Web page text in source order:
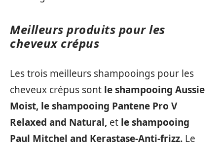
Meilleurs produits pour les
cheveux crépus
Les trois meilleurs shampooings pour les
cheveux crépus sont le shampooing Aussie
Moist, le shampooing Pantene Pro V
Relaxed and Natural, et le shampooing
Paul Mitchel and Kerastase-Anti-frizz. Le